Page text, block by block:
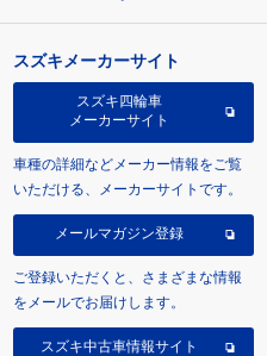
スズキメーカーサイト
スズキ四輪車
メーカーサイト
車種の詳細などメーカー情報をご覧
いただける、メーカーサイトです。
メールマガジン登録
ご登録いただくと、さまざまな情報
をメールでお届けします。
スズキ中古車情報サイト